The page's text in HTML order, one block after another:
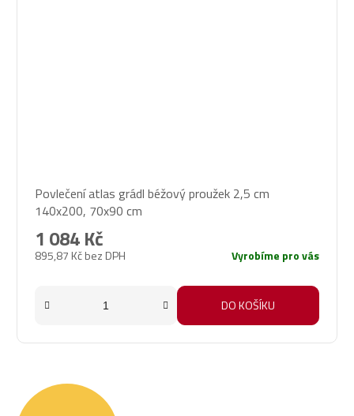
Povlečení atlas grádl béžový proužek 2,5 cm
140x200, 70x90 cm
895,87 Kč bez DPH
1 084 Kč
Vyrobíme pro vás
DO KOŠÍKU